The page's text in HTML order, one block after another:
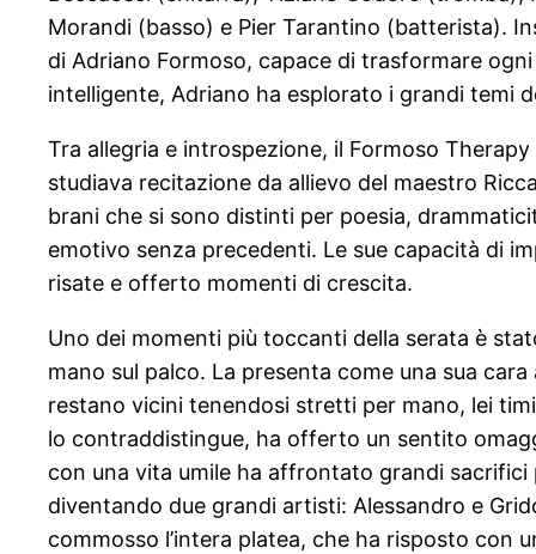
Morandi (basso) e Pier Tarantino (batterista).
di Adriano Formoso, capace di trasformare
intelligente, Adriano ha esplorato i grandi temi
Tra allegria e introspezione, il Formoso
studiava recitazione da allievo del maestro
brani che si sono distinti per poesia,
emotivo senza precedenti. Le sue capacità di
risate e offerto momenti di crescita.
Uno dei momenti più toccanti della serata è
mano sul palco. La presenta come una sua
restano vicini tenendosi stretti per mano, lei
lo contraddistingue, ha offerto un sentito
con una vita umile ha affrontato grandi sacrifici
diventando due grandi artisti: Alessandro e
commosso l’intera platea, che ha risposto con